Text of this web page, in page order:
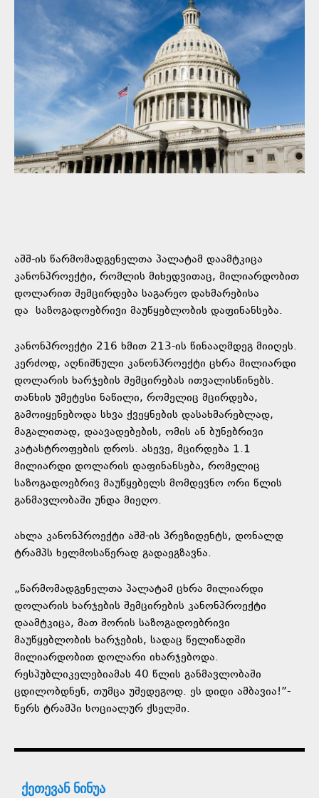
აშშ-ის წარმომადგენელთა პალატამ დაამტკიცა
კანონპროექტი, რომლის მიხედვითაც, მილიარდობით
დოლარით შემცირდება საგარეო დახმარებისა
და საზოგადოებრივი მაუწყებლობის დაფინანსება.
კანონპროექტი 216 ხმით 213-ის წინააღმდეგ მიიღეს.
კერძოდ, აღნიშნული კანონპროექტი ცხრა მილიარდი
დოლარის ხარჯების შემცირებას ითვალისწინებს.
თანხის უმეტესი ნაწილი, რომელიც მცირდება,
გამოიყენებოდა სხვა ქვეყნების დასახმარებლად,
მაგალითად, დაავადებების, ომის ან ბუნებრივი
კატასტროფების დროს. ასევე, მცირდება 1.1
მილიარდი დოლარის დაფინანსება, რომელიც
საზოგადოებრივ მაუწყებელს მომდევნო ორი წლის
განმავლობაში უნდა მიეღო.
ახლა კანონპროექტი აშშ-ის პრეზიდენტს, დონალდ
ტრამპს ხელმოსაწერად გადაეგზავნა.
„წარმომადგენელთა პალატამ ცხრა მილიარდი
დოლარის ხარჯების შემცირების კანონპროექტი
დაამტკიცა, მათ შორის საზოგადოებრივი
მაუწყებლობის ხარჯების, სადაც წელიწადში
მილიარდობით დოლარი იხარჯებოდა.
რესპუბლიკელებიამას 40 წლის განმავლობაში
ცდილობდნენ, თუმცა უშედეგოდ. ეს დიდი ამბავია!”-
წერს ტრამპი სოციალურ ქსელში.
ქეთევან ნინუა